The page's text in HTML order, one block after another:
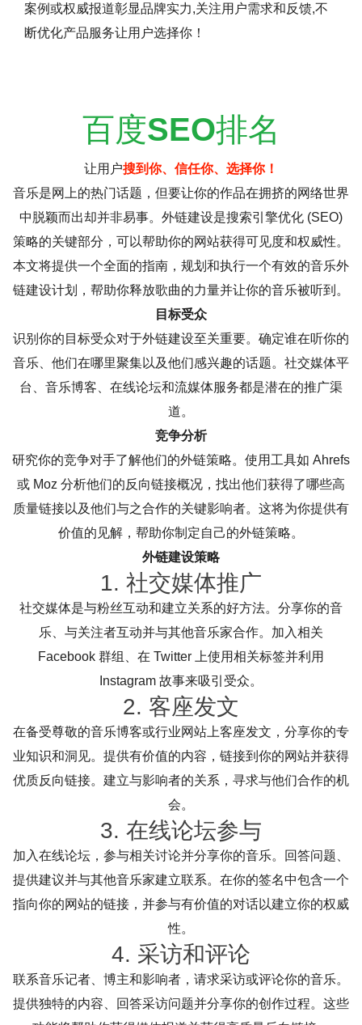
案例或权威报道彰显品牌实力,关注用户需求和反馈,不
断优化产品服务让用户选择你！
百度SEO排名
让用户搜到你、信任你、选择你！
音乐是网上的热门话题，但要让你的作品在拥挤的网络世界
中脱颖而出却并非易事。外链建设是搜索引擎优化 (SEO)
策略的关键部分，可以帮助你的网站获得可见度和权威性。
本文将提供一个全面的指南，规划和执行一个有效的音乐外
链建设计划，帮助你释放歌曲的力量并让你的音乐被听到。
目标受众
识别你的目标受众对于外链建设至关重要。确定谁在听你的
音乐、他们在哪里聚集以及他们感兴趣的话题。社交媒体平
台、音乐博客、在线论坛和流媒体服务都是潜在的推广渠
道。
竞争分析
研究你的竞争对手了解他们的外链策略。使用工具如 Ahrefs
或 Moz 分析他们的反向链接概况，找出他们获得了哪些高
质量链接以及他们与之合作的关键影响者。这将为你提供有
价值的见解，帮助你制定自己的外链策略。
外链建设策略
1. 社交媒体推广
社交媒体是与粉丝互动和建立关系的好方法。分享你的音
乐、与关注者互动并与其他音乐家合作。加入相关
Facebook 群组、在 Twitter 上使用相关标签并利用
Instagram 故事来吸引受众。
2. 客座发文
在备受尊敬的音乐博客或行业网站上客座发文，分享你的专
业知识和洞见。提供有价值的内容，链接到你的网站并获得
优质反向链接。建立与影响者的关系，寻求与他们合作的机
会。
3. 在线论坛参与
加入在线论坛，参与相关讨论并分享你的音乐。回答问题、
提供建议并与其他音乐家建立联系。在你的签名中包含一个
指向你的网站的链接，并参与有价值的对话以建立你的权威
性。
4. 采访和评论
联系音乐记者、博主和影响者，请求采访或评论你的音乐。
提供独特的内容、回答采访问题并分享你的创作过程。这些